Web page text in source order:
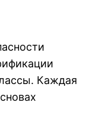
Каждая